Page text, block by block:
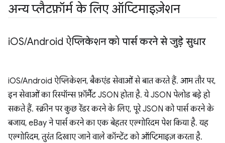
अन्य प्लैटफ़ॉर्म के लिए ऑप्टिमाइज़ेशन
iOS/Android ऐप्लिकेशन को पार्स करने से जुड़े सुधार
iOS/Android ऐप्लिकेशन, बैकएंड सेवाओं से बात करते हैं. आम तौर पर,
इन सेवाओं का रिस्पॉन्स फ़ॉर्मैट JSON होता है. ये JSON पेलोड बड़े हो
सकते हैं. स्क्रीन पर कुछ रेंडर करने के लिए, पूरे JSON को पार्स करने के
बजाय, eBay ने पार्स करने का एक बेहतर एल्गोरिदम पेश किया है. यह
एल्गोरिदम, तुरंत दिखाए जाने वाले कॉन्टेंट को ऑप्टिमाइज़ करता है.